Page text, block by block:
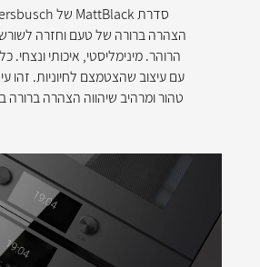
הצהרה ברורה של טעם וחזרה
הרוהר. מינימליסטי, איכותי ונצחי.
עם עיצוב שהצטמצם לחיוניות. זהו
טהור ומרהיב שיהווה הצהרה